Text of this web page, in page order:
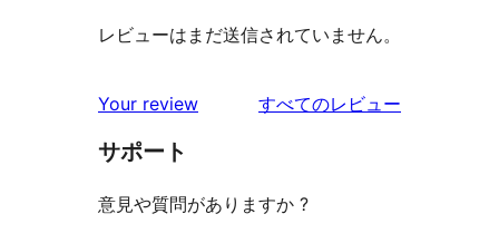
レビューはまだ送信されていません。
Your review すべてのレビュー
サポート
意見や質問がありますか ?